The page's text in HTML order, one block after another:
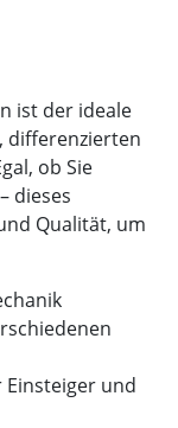
ist der ideale
differenzierten
ob Sie
dieses
Qualität, um
Einsteiger und